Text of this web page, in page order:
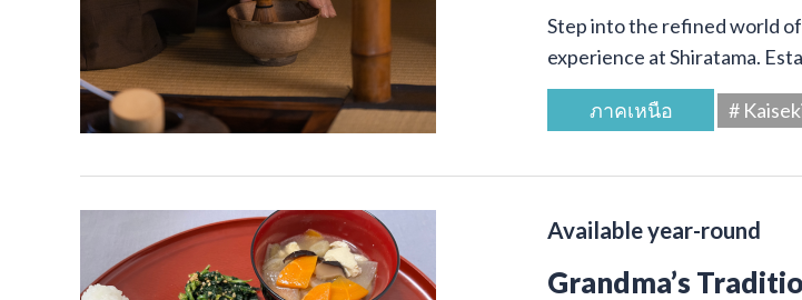
Step into the refined world
experience at Shiratama.
ภาคเหนือ #
Available year-round
Grandma’s